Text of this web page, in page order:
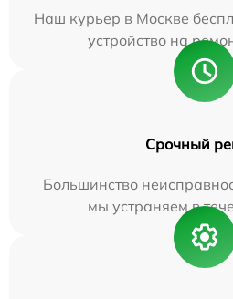
Наш курьер в Москве
устройство на
Срочный
Большинство
мы устраняем в